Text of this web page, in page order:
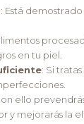
: Está
en tu piel.
: Si
ello
y mejorarás la